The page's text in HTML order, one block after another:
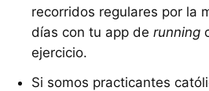
recorridos regulares por la
días con tu app de running
ejercicio.
Si somos practicantes